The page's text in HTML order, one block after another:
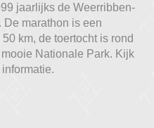
jaarlijks de Weerribben-
De marathon is een
km, de toertocht is rond
Nationale Park. Kijk